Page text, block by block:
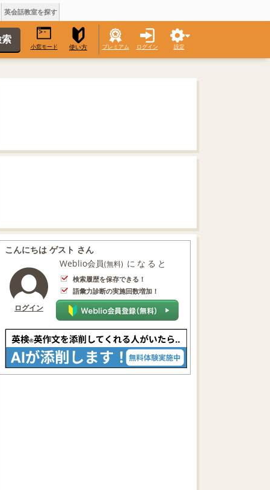
英会話教室を探す
小窓モード 使い方 プレミアム ログイン 設定
こんにちは ゲスト さん
ログイン
Weblio会員(無料) になると
検索履歴を保存できる！
語彙力診断の実施回数増加！